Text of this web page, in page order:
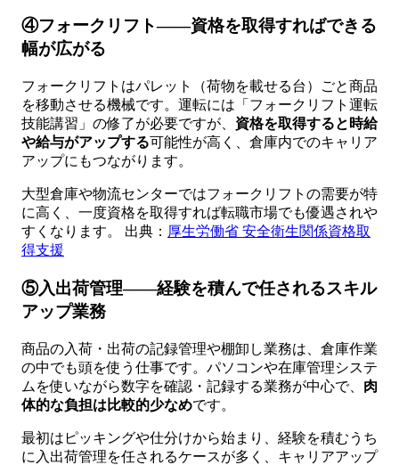
④フォークリフト——資格を取得すればできる
幅が広がる
フォークリフトはパレット（荷物を載せる台）ごと商品
を移動させる機械です。運転には「フォークリフト運転
技能講習」の修了が必要ですが、 資格を取得すると時給
や給与がアップする可能性が高く、倉庫内でのキャリア
アップにもつながります。
大型倉庫や物流センターではフォークリフトの需要が特
に高く、一度資格を取得すれば転職市場でも優遇されや
すくなります。 出典： 厚生労働省 安全衛生関係資格取
得支援
⑤入出荷管理——経験を積んで任されるスキル
アップ業務
商品の入荷・出荷の記録管理や棚卸し業務は、倉庫作業
の中でも頭を使う仕事です。パソコンや在庫管理システ
ムを使いながら数字を確認・記録する業務が中心で、 肉
体的な負担は比較的少なめです。
最初はピッキングや仕分けから始まり、経験を積むうち
に入出荷管理を任されるケースが多く、キャリアアップ